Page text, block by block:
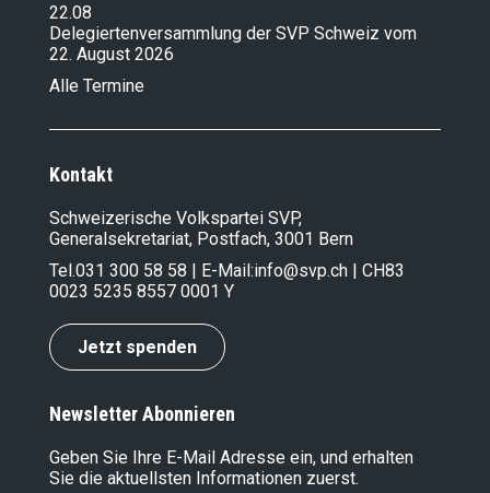
22.08
Delegiertenversammlung der SVP Schweiz vom
22. August 2026
Alle Termine
Kontakt
Schweizerische Volkspartei SVP,
Generalsekretariat, Postfach, 3001 Bern
Tel.031 300 58 58 | E-Mail:info@svp.ch | CH83
0023 5235 8557 0001 Y
Jetzt spenden
Newsletter Abonnieren
Geben Sie Ihre E-Mail Adresse ein, und erhalten
Sie die aktuellsten Informationen zuerst.